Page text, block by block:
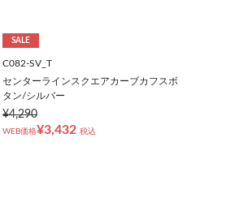
SALE
C082-SV_T
センターラインスクエアカーブカフスボ
タン/シルバー
¥4,290
WEB価格¥3,432 税込